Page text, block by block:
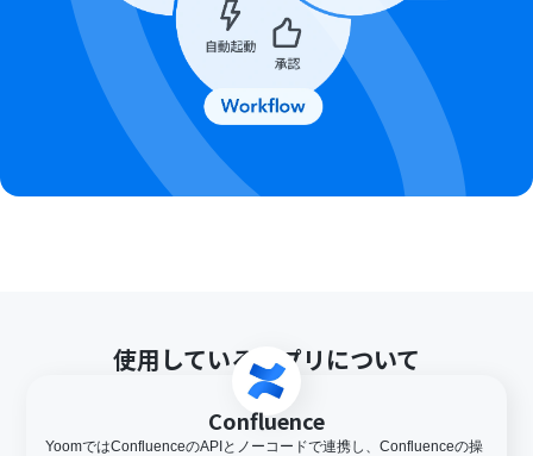
使用しているアプリについて
Confluence
YoomではConfluenceのAPIとノーコードで連携し、Confluenceの操